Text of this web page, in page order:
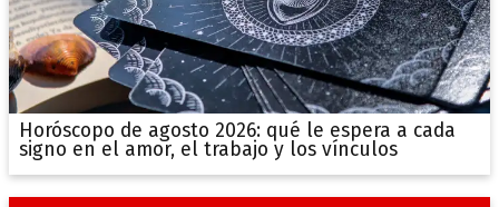
Horóscopo de agosto 2026: qué le espera a cada
signo en el amor, el trabajo y los vínculos